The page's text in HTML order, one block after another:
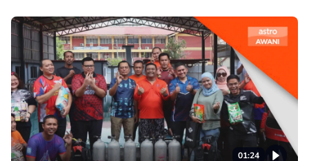
01:24